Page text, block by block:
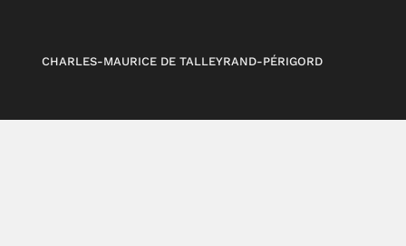
CHARLES-MAURICE DE TALLEYRAND-PÉRIGORD